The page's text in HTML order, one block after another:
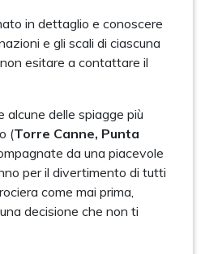
in dettaglio e conoscere
e gli scali di ciascuna
esitare a contattare il
alcune delle spiagge più
(Torre Canne, Punta
da una piacevole
per il divertimento di tutti
come mai prima,
decisione che non ti